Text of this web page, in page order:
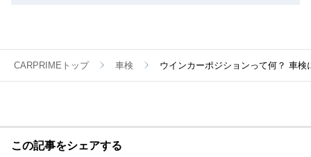
CARPRIMEトップ 車検 ウインカーポジションって何？ 車
この記事をシェアする